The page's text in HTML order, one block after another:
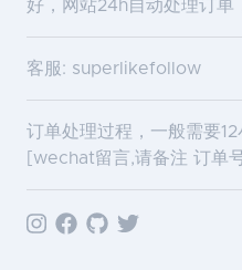
好，网站24h自动处理订单
客服: superlikefollow
订单处理过程，一般需要12
[wechat留言,请备注 订单